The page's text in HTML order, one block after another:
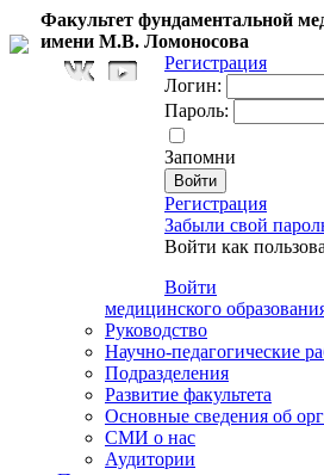
Факультет фундаментальной
имени М.В. Ломоносова
Регистрация
Логин:
Пароль:
Запомни
Регистрация
Забыли свой
Войти как
Войти
медицинского
Руководство
Научно-педагогические
Подразделения
Развитие факультета
Основные сведения об
СМИ о нас
Аудитории